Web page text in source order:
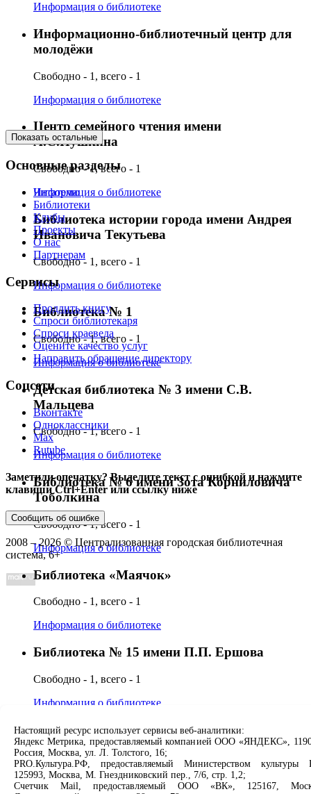
Информация о библиотеке
Информационно-библиотечный центр для
молодёжи
Свободно - 1, всего - 1
Информация о библиотеке
Центр семейного чтения имени
А.С.Пушкина
Свободно - 1, всего - 1
Информация о библиотеке
Библиотека истории города имени Андрея
Ивановича Текутьева
Свободно - 1, всего - 1
Информация о библиотеке
Библиотека № 1
Свободно - 1, всего - 1
Информация о библиотеке
Детская библиотека № 3 имени С.В.
Мальцева
Свободно - 1, всего - 1
Информация о библиотеке
Библиотека № 6 имени Зота Корниловича
Тоболкина
Свободно - 1, всего - 1
Информация о библиотеке
Библиотека «Маячок»
Свободно - 1, всего - 1
Информация о библиотеке
Библиотека № 15 имени П.П. Ершова
Свободно - 1, всего - 1
Информация о библиотеке
Библиотека «Олимп»
Свободно - 1, всего - 1
Информация о библиотеке
Показать остальные
Основные разделы
Читателю
Библиотеки
Клубы
Проекты
О нас
Партнерам
Сервисы
Продлить книгу
Спроси библиотекаря
Спроси краеведа
Оцените качество услуг
Направить обращение директору
Соцсети
Вконтакте
Одноклассники
Max
Rutube
Заметили опечатку? Выделите текст с ошибкой и нажмите
клавиши Ctrl+Enter или ссылку ниже
Сообщить об ошибке
2008 –2026 © Централизованная городская библиотечная
система, 6+
Настоящий ресурс использует сервисы веб-аналитики:
Яндекс Метрика, предоставляемый компанией ООО «ЯНДЕКС»,
Россия, Москва, ул. Л. Толстого, 16;
PRO.Культура.РФ, предоставляемый Министерством культуры
125993, Москва, М. Гнездниковский пер., 7/6, стр. 1,2;
Счетчик Mail, предоставляемый ООО «ВК», 125167,